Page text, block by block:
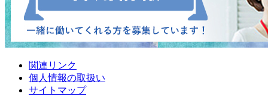
関連リンク
個人情報の取扱い
サイトマップ